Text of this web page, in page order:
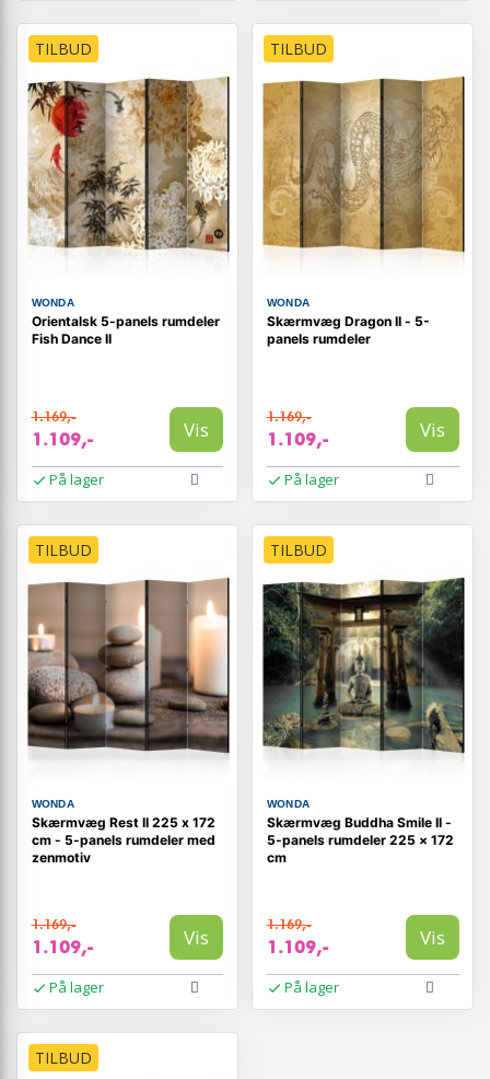
TILBUD
WONDA
Orientalsk 5-panels rumdeler
Fish Dance II
1.169,-
1.109,- Vis
På lager
TILBUD
WONDA
Skærmvæg Dragon II - 5-
panels rumdeler
1.169,-
1.109,- Vis
På lager
TILBUD
WONDA
Skærmvæg Rest II 225 x 172
cm - 5-panels rumdeler med
zenmotiv
1.169,-
1.109,- Vis
På lager
TILBUD
WONDA
Skærmvæg Buddha Smile II -
5-panels rumdeler 225 × 172
cm
1.169,-
1.109,- Vis
På lager
TILBUD